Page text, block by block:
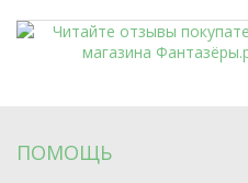
ПОМОЩЬ